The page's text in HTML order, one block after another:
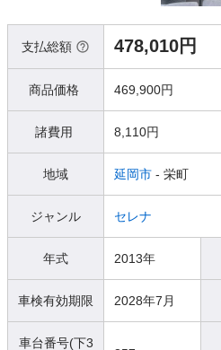
支払総額 478,010円
商品価格 469,900円
諸費用 8,110円
地域 延岡市 - 栄町
ジャンル セレナ
年式 2013年
車検有効期限 2028年7月
車台番号(下3